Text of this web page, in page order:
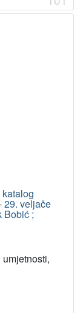
29. veljače
Bobić ;